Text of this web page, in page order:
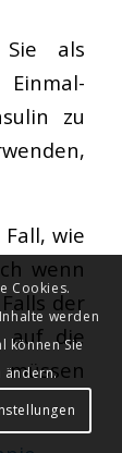
als
zu
wie
wenn
der
auf die
Cookies.
werden
können Sie
ändern.